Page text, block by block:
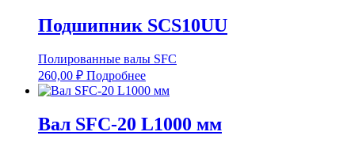
Подшипник SCS10UU
Полированные валы SFC
260,00 ₽ Подробнее
Вал SFC-20 L1000 мм